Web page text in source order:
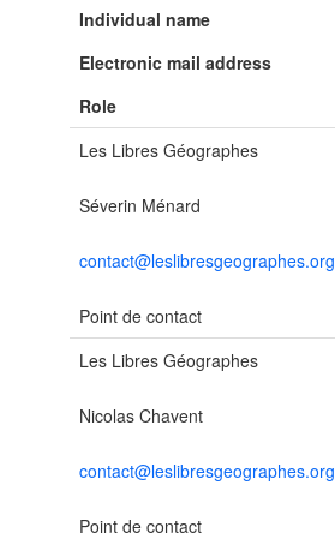
Individual name
Electronic mail address
Role
Les Libres Géographes
Séverin Ménard
contact@leslibresgeographes.org
Point de contact
Les Libres Géographes
Nicolas Chavent
contact@leslibresgeographes.org
Point de contact